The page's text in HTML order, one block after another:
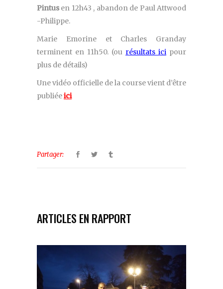
Pintusen 12h43 , abandon de Paul Attwood
-Philippe.
Marie Emorine et Charles Granday
terminent en 11h50. (ou résultats ici pour
plus de détails)
Une vidéo officielle de la course vient d’être
publiéeici
Partager:
ARTICLES EN RAPPORT